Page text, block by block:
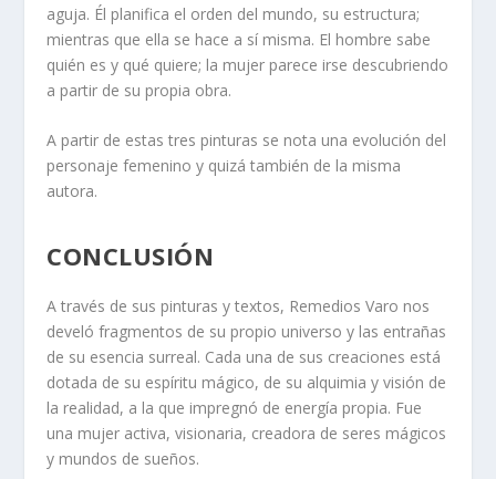
aguja. Él planifica el orden del mundo, su estructura;
mientras que ella se hace a sí misma. El hombre sabe
quién es y qué quiere; la mujer parece irse descubriendo
a partir de su propia obra.
A partir de estas tres pinturas se nota una evolución del
personaje femenino y quizá también de la misma
autora.
CONCLUSIÓN
A través de sus pinturas y textos, Remedios Varo nos
develó fragmentos de su propio universo y las entrañas
de su esencia surreal. Cada una de sus creaciones está
dotada de su espíritu mágico, de su alquimia y visión de
la realidad, a la que impregnó de energía propia. Fue
una mujer activa, visionaria, creadora de seres mágicos
y mundos de sueños.